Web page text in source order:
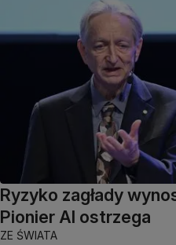
Ryzyko zagłady
Pionier AI ostrzega
ZE ŚWIATA